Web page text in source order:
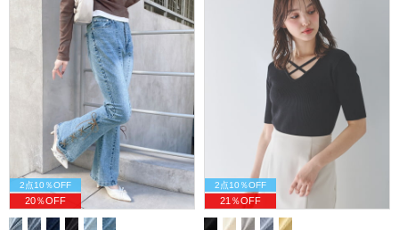
2点10％OFF
20％OFF
2点10％OFF
21％OFF